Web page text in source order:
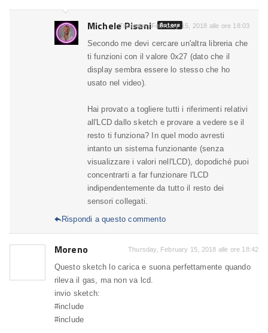
Michele Pisani Autore
Thursday, February 15, 2018 alle ore 18:03
Secondo me devi cercare un'altra libreria che
ti funzioni con il valore 0x27 (dato che il
display sembra essere lo stesso che ho
usato nel video).
Hai provato a togliere tutti i riferimenti relativi
all'LCD dallo sketch e provare a vedere se il
resto ti funziona? In quel modo avresti
intanto un sistema funzionante (senza
visualizzare i valori nell'LCD), dopodiché puoi
concentrarti a far funzionare l'LCD
indipendentemente da tutto il resto dei
sensori collegati.
Rispondi a questo commento
Moreno Thursday, February 15, 2018 alle ore 18:42
Questo sketch lo carica e suona perfettamente quando
rileva il gas, ma non va lcd.
invio sketch:
#include
#include